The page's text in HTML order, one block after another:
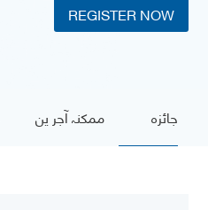
REGISTER NOW
جائزہ ممکنہ آجر ین